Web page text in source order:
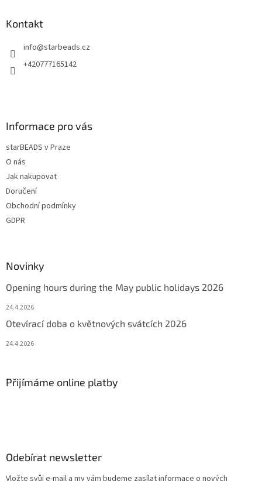
Kontakt
info@starbeads.cz
+420777165142
Informace pro vás
starBEADS v Praze
O nás
Jak nakupovat
Doručení
Obchodní podmínky
GDPR
Novinky
Opening hours during the May public holidays 2026
24.4.2026
Otevírací doba o květnových svátcích 2026
24.4.2026
Přijímáme online platby
Odebírat newsletter